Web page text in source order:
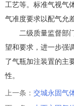
工艺等。标准气视气
气准度要求以配气允
二级质量监督部门
望和要求，进一步强
了气瓶加注装置的主
性。
上一条： 交城永固气